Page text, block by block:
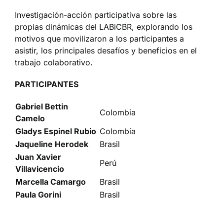
Investigación-acción participativa sobre las
propias dinámicas del LABiCBR, explorando los
motivos que movilizaron a los participantes a
asistir, los principales desafíos y beneficios en el
trabajo colaborativo.
PARTICIPANTES
Gabriel Bettin
Camelo
Colombia
Gladys Espinel Rubio Colombia
Jaqueline Herodek
Brasil
Juan Xavier
Villavicencio
Perú
MarcellaCamargo
Brasil
Paula Gorini
Brasil